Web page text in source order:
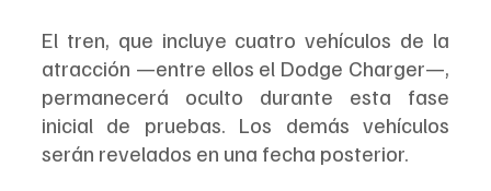
El tren, que incluye cuatro vehículos de la
atracción —entre ellos el Dodge Charger—,
permanecerá oculto durante esta fase
inicial de pruebas. Los demás vehículos
serán revelados en una fecha posterior.